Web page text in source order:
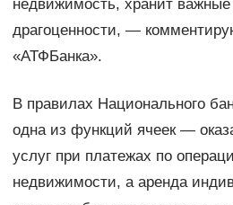
недвижимость, хранит
драгоценности, —
«АТФБанка».
В правилах Национального
одна из функций ячеек —
услуг при платежах по
недвижимости, а аренда